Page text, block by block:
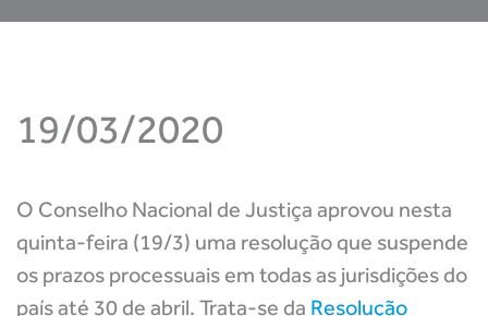
19/03/2020
O Conselho Nacional de Justiça aprovou nesta
quinta-feira (19/3) uma resolução que suspende
os prazos processuais em todas as jurisdições do
país até 30 de abril. Trata-se da Resolução